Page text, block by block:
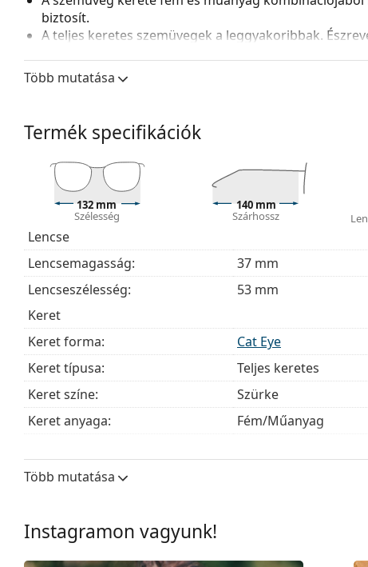
biztosít.
A teljes keretes szemüvegek a leggyakoribbak.
lencséhez alkalmas, beleértve a vastagabb, nagyobb
A szemüveget eredeti tokjában szállítjuk. A tok színe
A mellékelt kendő ideális a szemüvegek tisztítására
szövetzsák is tartozhat.
Fedezze fel a teljes
kínálatot, hogy további
útmutatónkat, ha segítségre van szüksége a
Ez orvostechnikai eszköz. Használat előtt olvasd el a
Több mutatása
Termék specifikációk
132 mm
Szélesség
140 mm
Szárhossz
Lencse
Lencsemagasság:
37 mm
Lencseszélesség:
53 mm
Keret
Keret forma:
Cat Eye
Keret típusa:
Teljes keretes
Keret színe:
Szürke
Keret anyaga:
Fém/Műanyag
Szélesség:
Hídszélesség:
Több mutatása
Instagramon vagyunk!